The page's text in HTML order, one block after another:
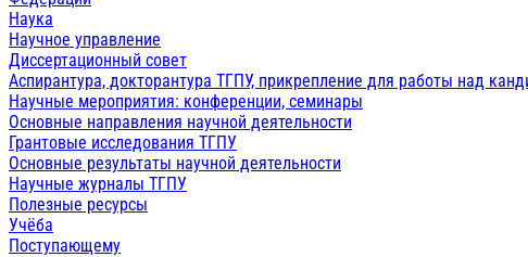
Наука
Научное управление
Диссертационный совет
Аспирантура, докторантура ТГПУ, прикрепление для работы над
Научные мероприятия: конференции, семинары
Основные направления научной деятельности
Грантовые исследования ТГПУ
Основные результаты научной деятельности
Научные журналы ТГПУ
Полезные ресурсы
Учёба
Поступающему